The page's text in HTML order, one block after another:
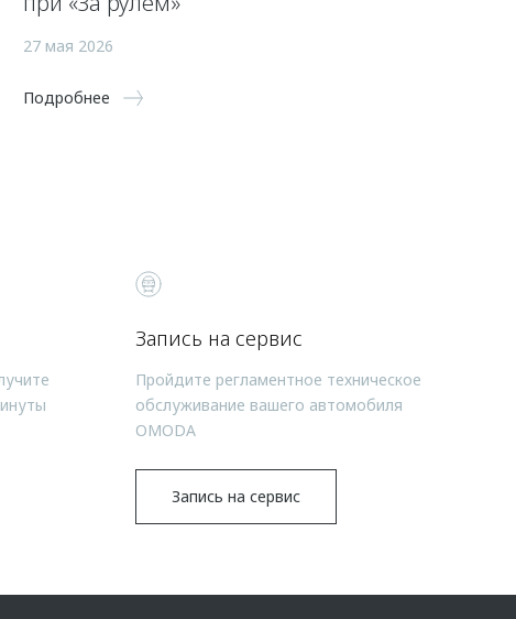
27 мая 2026
Подробнее
Запись на сервис
Пройдите регламентное техническое
обслуживание вашего автомобиля
OMODA
Запись на сервис